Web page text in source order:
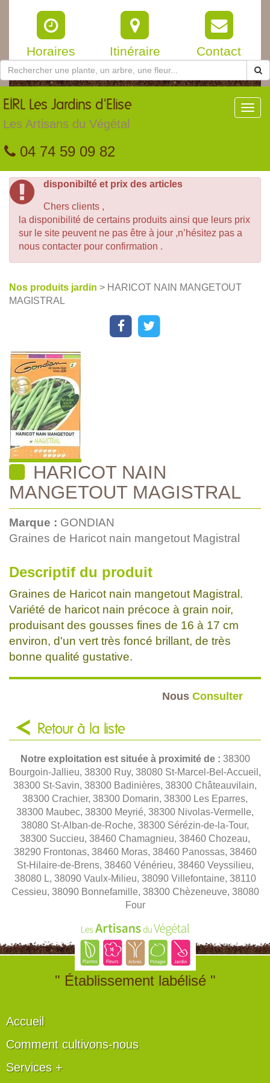
Horaires Itinéraire Contact
EIRL Les Jardins d'Elise
Les Artisans du Végétal
04 74 59 09 82
disponibilté et prix des articles
Chers clients ,
la disponibilité de certains produits ainsi que leurs prix
sur le site peuvent ne pas être à jour ,n’hésitez pas a
nous contacter pour confirmation .
Nos produits jardin > HARICOT NAIN MANGETOUT
MAGISTRAL
HARICOT NAIN
MANGETOUT MAGISTRAL
Marque : GONDIAN
Graines de Haricot nain mangetout Magistral
Descriptif du produit
Graines de Haricot nain mangetout Magistral.
Variété de haricot nain précoce à grain noir,
produisant des gousses fines de 16 à 17 cm
environ, d'un vert très foncé brillant, de très
bonne qualité gustative.
Nous Consulter
Retour à la liste
Notre exploitation est située à proximité de : 38300
Bourgoin-Jallieu, 38300 Ruy, 38080 St-Marcel-Bel-Accueil,
38300 St-Savin, 38300 Badinières, 38300 Châteauvilain,
38300 Crachier, 38300 Domarin, 38300 Les Eparres,
38300 Maubec, 38300 Meyrié, 38300 Nivolas-Vermelle,
38080 St-Alban-de-Roche, 38300 Sérézin-de-la-Tour,
38300 Succieu, 38460 Chamagnieu, 38460 Chozeau,
38290 Frontonas, 38460 Moras, 38460 Panossas, 38460
St-Hilaire-de-Brens, 38460 Vénérieu, 38460 Veyssilieu,
38080 L, 38090 Vaulx-Milieu, 38090 Villefontaine, 38110
Cessieu, 38090 Bonnefamille, 38300 Chèzeneuve, 38080
Four
" Établissement labélisé "
Accueil
Comment cultivons-nous
Services +